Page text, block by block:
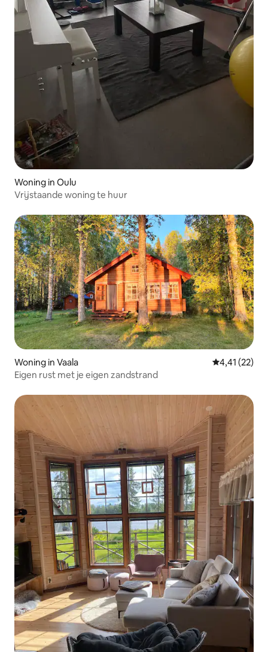
Woning in Oulu
Vrijstaande woning te huur
Woning in Vaala Gemiddelde
4,41 (22)
Eigen rust met je eigen zandstrand